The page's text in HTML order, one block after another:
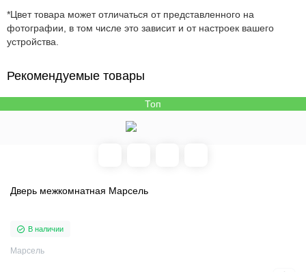
*Цвет товара может отличаться от представленного на
фотографии, в том числе это зависит и от настроек вашего
устройства.
Рекомендуемые товары
Топ
Дверь межкомнатная Марсель
В наличии
Марсель